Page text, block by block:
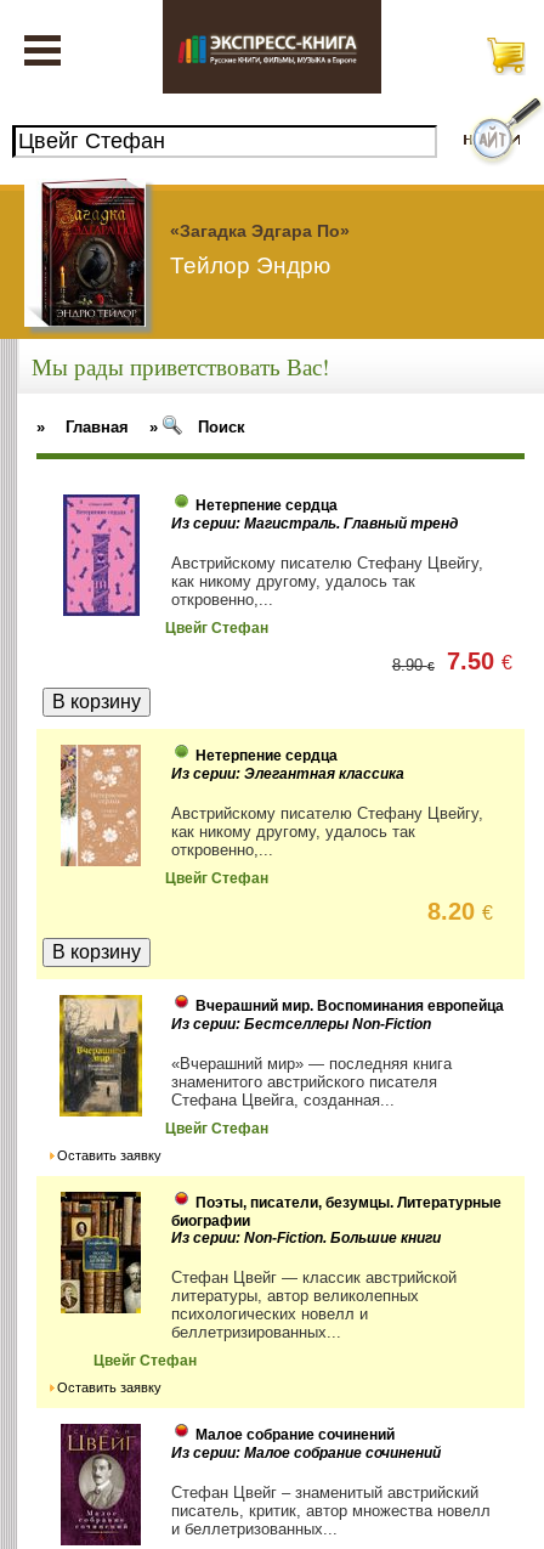
«Загадка Эдгара По»
Тейлор Эндрю
Мы рады приветствовать Вас!
» Главная » Поиск
Нетерпение сердца
Из серии: Магистраль. Главный тренд
Австрийскому писателю Стефану Цвейгу,
как никому другому, удалось так
откровенно,...
Цвейг Стефан
8.90€ 7.50€
Нетерпение сердца
Из серии: Элегантная классика
Австрийскому писателю Стефану Цвейгу,
как никому другому, удалось так
откровенно,...
Цвейг Стефан
8.20€
Вчерашний мир. Воспоминания европейца
Из серии: Бестселлеры Non-Fiction
«Вчерашний мир» — последняя книга
знаменитого австрийского писателя
Стефана Цвейга, созданная...
Цвейг Стефан
Оставить заявку
Поэты, писатели, безумцы. Литературные
биографии
Из серии: Non-Fiction. Большие книги
Стефан Цвейг — классик австрийской
литературы, автор великолепных
психологических новелл и
беллетризированных...
Цвейг Стефан
Оставить заявку
Малое собрание сочинений
Из серии: Малое собрание сочинений
Стефан Цвейг – знаменитый австрийский
писатель, критик, автор множества новелл
и беллетризованных...